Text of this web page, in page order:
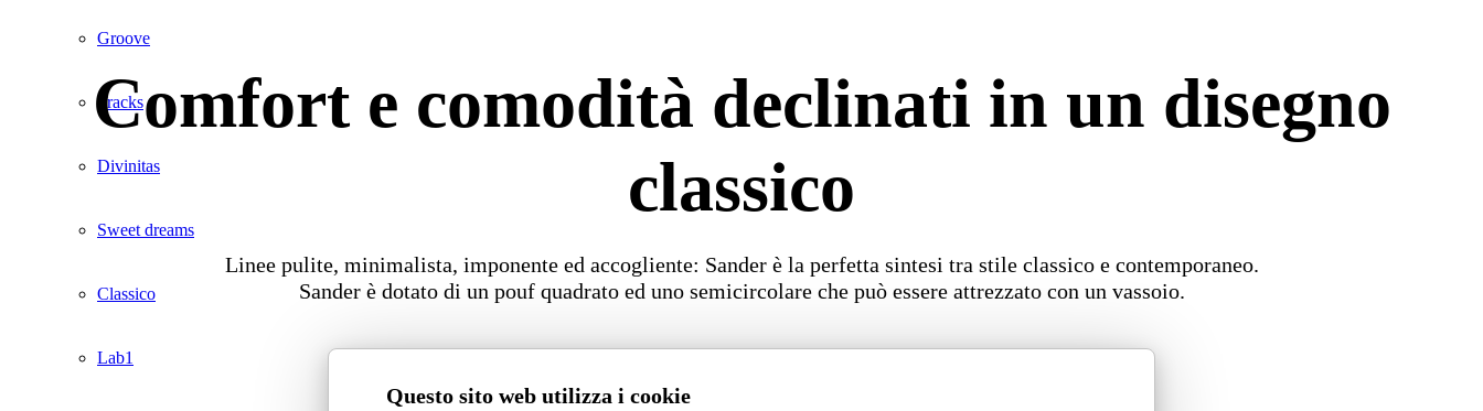
Questo sito web utilizza i cookie
Groove
Tracks
Divinitas
Sweet dreams
Classico
Lab1
Comfort e comodità declinati in un disegno
classico
Linee pulite, minimalista, imponente ed accogliente: Sander è la perfetta sintesi tra stile classico e contemporaneo.
Sander è dotato di un pouf quadrato ed uno semicircolare che può essere attrezzato con un vassoio.
Dimensioni